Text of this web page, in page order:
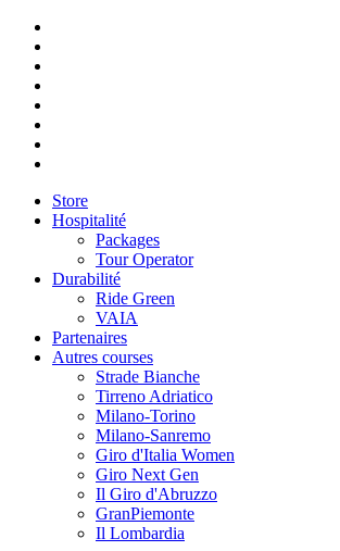
Store
Hospitalité
Packages
Tour Operator
Durabilité
Ride Green
VAIA
Partenaires
Autres courses
Strade Bianche
Tirreno Adriatico
Milano-Torino
Milano-Sanremo
Giro d'Italia Women
Giro Next Gen
Il Giro d'Abruzzo
GranPiemonte
Il Lombardia